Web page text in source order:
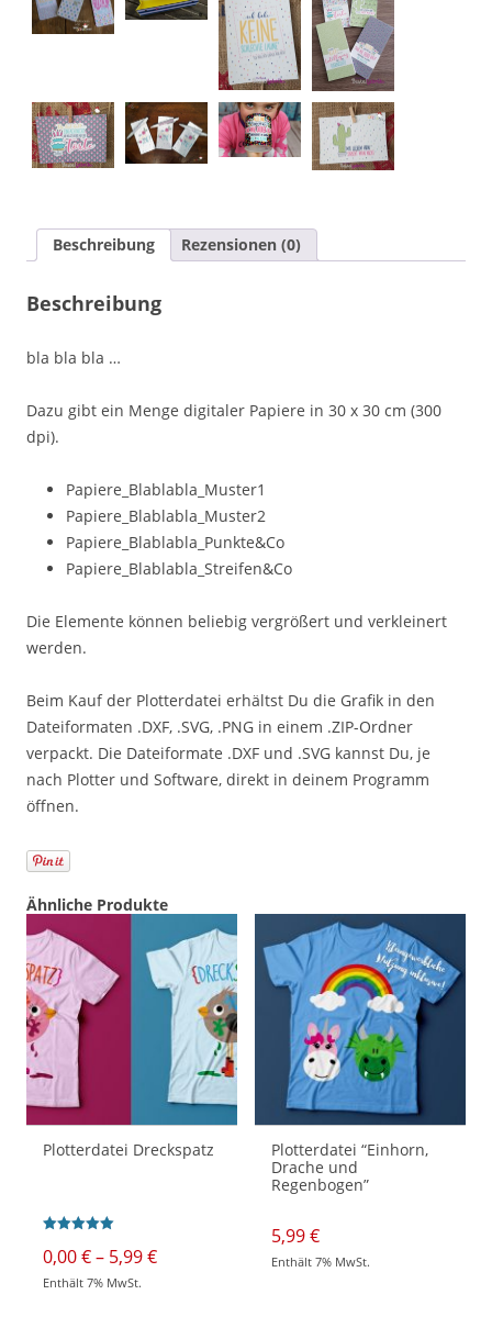
Beschreibung Rezensionen (0)
Beschreibung
bla bla bla …
Dazu gibt ein Menge digitaler Papiere in 30 x 30 cm (300
dpi).
Papiere_Blablabla_Muster1
Papiere_Blablabla_Muster2
Papiere_Blablabla_Punkte&Co
Papiere_Blablabla_Streifen&Co
Die Elemente können beliebig vergrößert und verkleinert
werden.
Beim Kauf der Plotterdatei erhältst Du die Grafik in den
Dateiformaten .DXF, .SVG, .PNG in einem .ZIP-Ordner
verpackt. Die Dateiformate .DXF und .SVG kannst Du, je
nach Plotter und Software, direkt in deinem Programm
öffnen.
Ähnliche Produkte
Plotterdatei Dreckspatz
5.00
von 5
0,00€– 5,99€Preisspanne:
Enthält 7% MwSt.
Dieses
Plotterdatei “Einhorn,
Drache und
Regenbogen”
5,99€
Enthält 7% MwSt.